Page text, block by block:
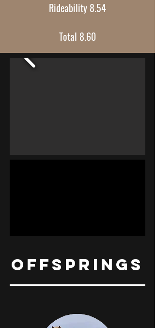
Rideability 8.54
Total 8.60
OFFSPRINGS